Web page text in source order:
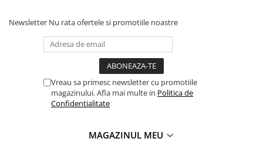
Newsletter Nu rata ofertele si promotiile noastre
Vreau sa primesc newsletter cu promotiile
magazinului. Afla mai multe in Politica de
Confidentialitate
MAGAZINUL MEU